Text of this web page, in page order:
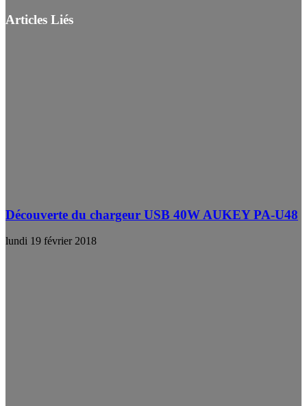
Articles Liés
Découverte du chargeur USB 40W AUKEY PA-U48
lundi 19 février 2018